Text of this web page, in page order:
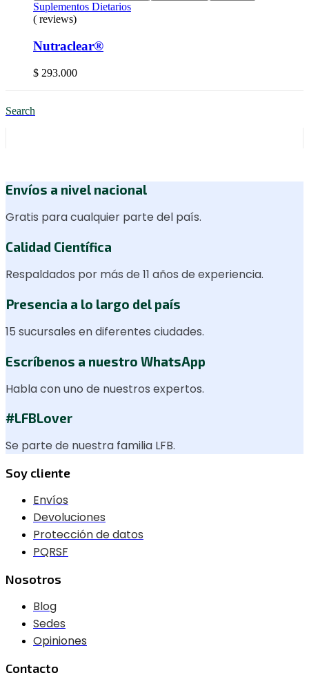
Suplementos Dietarios
( reviews)
Nutraclear®
$ 293.000
Search
Envíos a nivel nacional
Gratis para cualquier parte del país.
Calidad Científica
Respaldados por más de 11 años de experiencia.
Presencia a lo largo del país
15 sucursales en diferentes ciudades.
Escríbenos a nuestro WhatsApp
Habla con uno de nuestros expertos.
#LFBLover
Se parte de nuestra familia LFB.
Soy cliente
Envíos
Devoluciones
Protección de datos
PQRSF
Nosotros
Blog
Sedes
Opiniones
Contacto